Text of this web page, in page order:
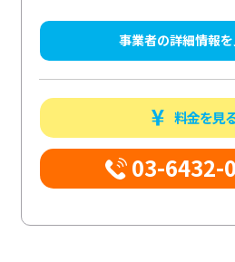
事業者の詳細情報
料金を見
03-6432-